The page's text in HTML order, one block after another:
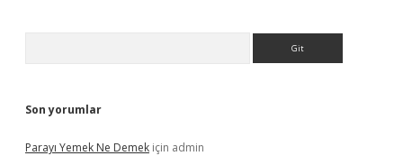
Son yorumlar
Parayı Yemek Ne Demek için admin